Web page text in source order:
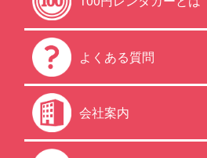
よくある質問
会社案内